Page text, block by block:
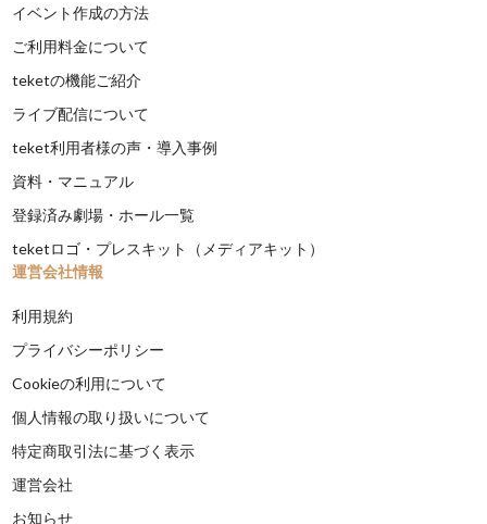
イベント作成の方法
ご利用料金について
teketの機能ご紹介
ライブ配信について
teket利用者様の声・導入事例
資料・マニュアル
登録済み劇場・ホール一覧
teketロゴ・プレスキット（メディアキット）
運営会社情報
利用規約
プライバシーポリシー
Cookieの利用について
個人情報の取り扱いについて
特定商取引法に基づく表示
運営会社
お知らせ